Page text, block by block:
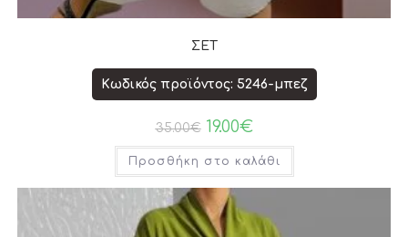
ΣΕΤ
Κωδικός προϊόντος: 5246-μπεζ
35.00€ 19.00€
Προσθήκη στο καλάθι